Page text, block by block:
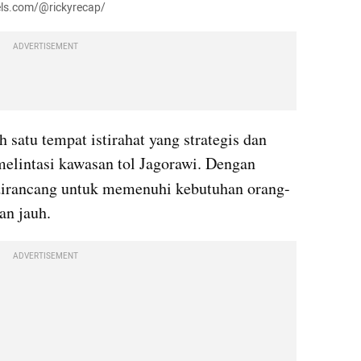
@rickyrecap/
ADVERTISEMENT
tempat istirahat yang strategis dan
kawasan tol Jagorawi. Dengan
untuk memenuhi kebutuhan orang-
jauh.
ADVERTISEMENT